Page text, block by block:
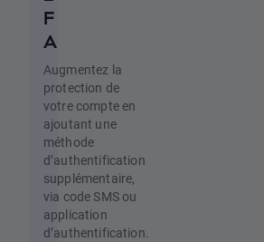
F
A
Augmentez la
protection de
votre compte en
ajoutant une
méthode
d’authentification
supplémentaire,
via code SMS ou
application
d’authentification.